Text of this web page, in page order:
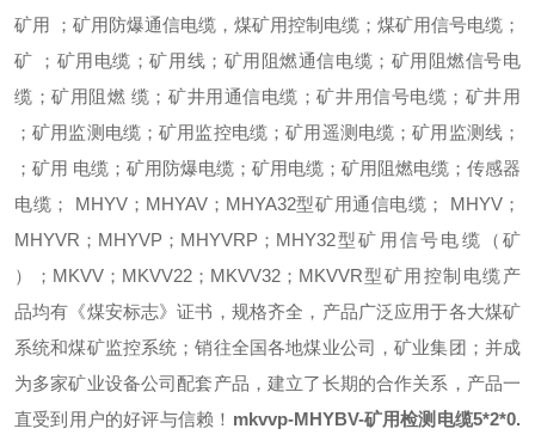
矿用 ；矿用防爆通信电缆，煤矿用控制电缆；煤矿用信号电缆；
矿 ；矿用电缆；矿用线；矿用阻燃通信电缆；矿用阻燃信号电
缆；矿用阻燃 缆；矿井用通信电缆；矿井用信号电缆；矿井用
；矿用监测电缆；矿用监控电缆；矿用遥测电缆；矿用监测线；
；矿用 电缆；矿用防爆电缆；矿用电缆；矿用阻燃电缆；传感器
电缆； MHYV；MHYAV；MHYA32型矿用通信电缆； MHYV；
MHYVR；MHYVP；MHYVRP；MHY32型矿用信号电缆（矿
）；MKVV；MKVV22；MKVV32；MKVVR型矿用控制电缆产
品均有《煤安标志》证书，规格齐全，产品广泛应用于各大煤矿
系统和煤矿监控系统；销往全国各地煤业公司，矿业集团；并成
为多家矿业设备公司配套产品，建立了长期的合作关系，产品一
直受到用户的好评与信赖！ mkvvp-MHYBV-矿用检测电缆5*2*0.